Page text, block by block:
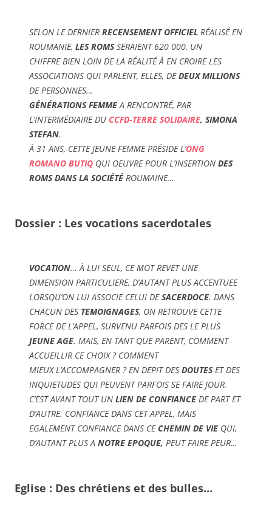
SELON LE DERNIER RECENSEMENT OFFICIEL RÉALISÉ EN
ROUMANIE, LES ROMSSERAIENT 620 000, UN
CHIFFRE BIEN LOIN DE LA RÉALITÉ À EN CROIRE LES
ASSOCIATIONS QUI PARLENT, ELLES, DEDEUX MILLIONS
DE PERSONNES…
GÉNÉRATIONS FEMMEA RENCONTRÉ, PAR
L’INTERMÉDIAIRE DU CCFD-TERRE SOLIDAIRE, SIMONA
STEFAN.
À 31 ANS, CETTE JEUNE FEMME PRÉSIDE L’ONG
ROMANO BUTIQ QUI OEUVRE POUR L’INSERTION DES
ROMS DANS LA SOCIÉTÉ ROUMAINE…
Dossier : Les vocations sacerdotales
VOCATION… À LUI SEUL, CE MOT REVET UNE
DIMENSION PARTICULIERE, D’AUTANT PLUS ACCENTUEE
LORSQU’ON LUI ASSOCIE CELUI DESACERDOCE. DANS
CHACUN DES TEMOIGNAGES, ON RETROUVE CETTE
FORCE DE L’APPEL, SURVENU PARFOIS DES LE PLUS
JEUNE AGE. MAIS, EN TANT QUE PARENT, COMMENT
ACCUEILLIR CE CHOIX ? COMMENT
MIEUX L’ACCOMPAGNER ? EN DEPIT DES DOUTESET DES
INQUIETUDES QUI PEUVENT PARFOIS SE FAIRE JOUR,
C’EST AVANT TOUT UN LIEN DE CONFIANCE DE PART ET
D’AUTRE. CONFIANCE DANS CET APPEL, MAIS
EGALEMENT CONFIANCE DANS CE CHEMIN DE VIE QUI,
D’AUTANT PLUS A NOTRE EPOQUE, PEUT FAIRE PEUR…
Eglise : Des chrétiens et des bulles…